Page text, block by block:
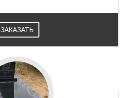
ЗАКАЗАТЬ